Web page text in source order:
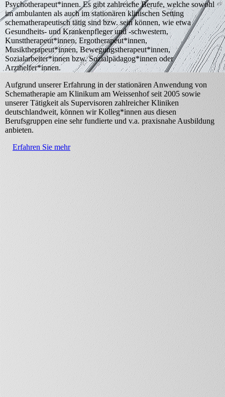
Psychotherapeut*innen. Es gibt zahlreiche Berufe, welche sowohl
im ambulanten als auch im stationären klinischen Setting
schematherapeutisch tätig sind bzw. sein können, wie etwa
Gesundheits- und Krankenpfleger und -schwestern,
Kunsttherapeut*innen, Ergotherapeut*innen,
Musiktherapeut*innen, Bewegungstherapeut*innen,
Sozialarbeiter*innen bzw. Sozialpädagog*innen oder
Arzthelfer*innen.
Aufgrund unserer Erfahrung in der stationären Anwendung von
Schematherapie am Klinikum am Weissenhof seit 2005 sowie
unserer Tätigkeit als Supervisoren zahlreicher Kliniken
deutschlandweit, können wir Kolleg*innen aus diesen
Berufsgruppen eine sehr fundierte und v.a. praxisnahe Ausbildung
anbieten.
Erfahren Sie mehr